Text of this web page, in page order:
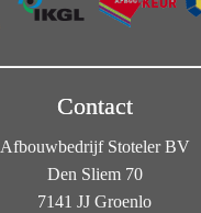
Contact
Afbouwbedrijf Stoteler BV
Den Sliem 70
7141 JJ Groenlo